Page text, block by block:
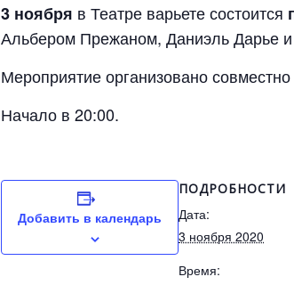
3 ноября в Театре варьете состоится
Альбером Прежаном, Даниэль Дарье
Мероприятие организовано
Начало в 20:00.
Добавить в календарь
ПОДРОБНОСТИ
Дата:
3 ноября 2020
Время: